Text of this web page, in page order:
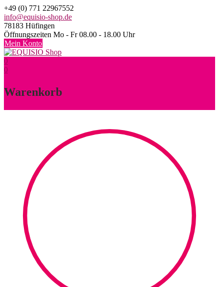
Skip
to
content
+49 (0) 771 22967552
info@equisio-shop.de
78183 Hüfingen
Öffnungszeiten Mo - Fr 08.00 - 18.00 Uhr
Mein Konto
0
0
Warenkorb